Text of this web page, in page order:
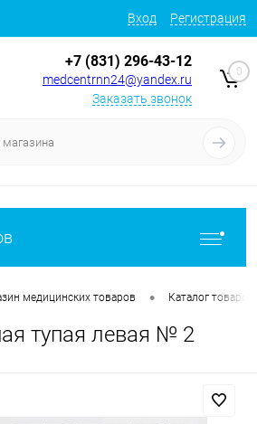
Вход Регистрация
+7 (831) 296-43-12
medcentrnn24@yandex.ru
Заказать звонок
0
медицинских товаров • Каталог товаров
тупая левая № 2